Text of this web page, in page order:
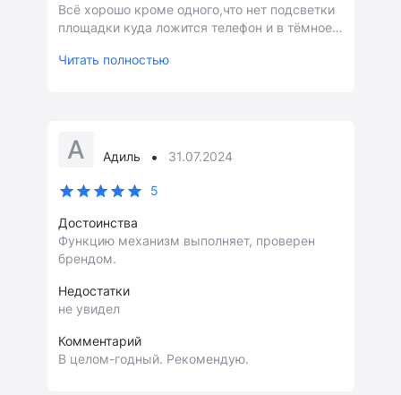
Всё хорошо кроме одного,что нет подсветки
площадки куда ложится телефон и в тёмное
ложемент,очень не удобно,вот если бы
Читать полностью
А Адиль • 31.07.2024
5
Достоинства
Функцию механизм выполняет, проверен
брендом.
Недостатки
не увидел
Комментарий
В целом-годный. Рекомендую.